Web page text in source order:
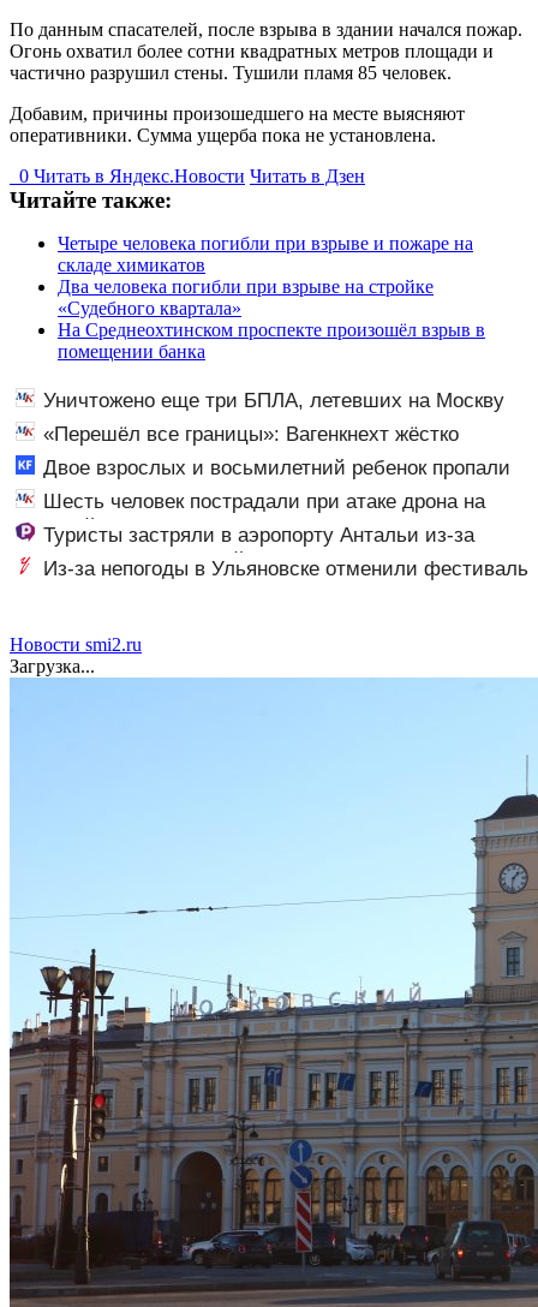
По данным спасателей, после взрыва в здании начался пожар.
Огонь охватил более сотни квадратных метров площади и
частично разрушил стены. Тушили пламя 85 человек.
Добавим, причины произошедшего на месте выясняют
оперативники. Сумма ущерба пока не установлена.
0 Читать в Яндекс.Новости Читать в Дзен
Читайте также:
Четыре человека погибли при взрыве и пожаре на
складе химикатов
Два человека погибли при взрыве на стройке
«Судебного квартала»
На Среднеохтинском проспекте произошёл взрыв в
помещении банка
Уничтожено еще три БПЛА, летевших на Москву
«Перешёл все границы»: Вагенкнехт жёстко
ответила послу Украины
Двое взрослых и восьмилетний ребенок пропали
во время сплава по реке 08/08/2026 – Новости
Шесть человек пострадали при атаке дрона на
Ильский НПЗ
Туристы застряли в аэропорту Антальи из-за
сбоев в расписании рейсов
Из-за непогоды в Ульяновске отменили фестиваль
Новости smi2.ru
Загрузка...